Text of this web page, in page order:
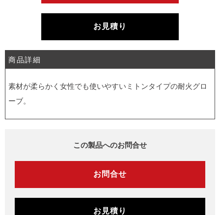
お見積り
商品詳細
素材が柔らかく女性でも使いやすいミトンタイプの耐火グロ
ーブ。
この製品へのお問合せ
お問合せ
お見積り